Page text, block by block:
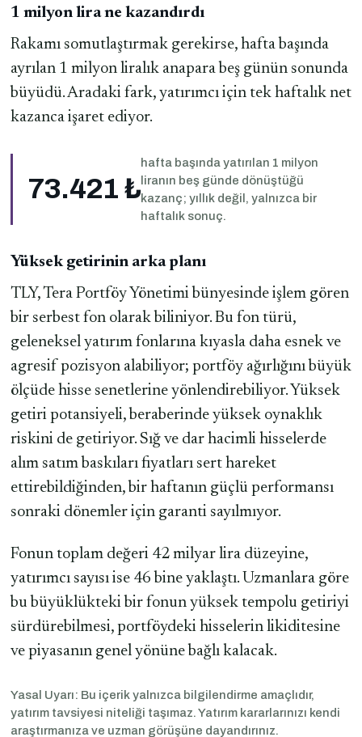
1 milyon lira ne kazandırdı
Rakamı somutlaştırmak gerekirse, hafta başında
ayrılan 1 milyon liralık anapara beş günün sonunda
büyüdü. Aradaki fark, yatırımcı için tek haftalık net
kazanca işaret ediyor.
73.421 ₺
hafta başında yatırılan 1 milyon
liranın beş günde dönüştüğü
kazanç; yıllık değil, yalnızca bir
haftalık sonuç.
Yüksek getirinin arka planı
TLY, Tera Portföy Yönetimi bünyesinde işlem gören
bir serbest fon olarak biliniyor. Bu fon türü,
geleneksel yatırım fonlarına kıyasla daha esnek ve
agresif pozisyon alabiliyor; portföy ağırlığını büyük
ölçüde hisse senetlerine yönlendirebiliyor. Yüksek
getiri potansiyeli, beraberinde yüksek oynaklık
riskini de getiriyor. Sığ ve dar hacimli hisselerde
alım satım baskıları fiyatları sert hareket
ettirebildiğinden, bir haftanın güçlü performansı
sonraki dönemler için garanti sayılmıyor.
Fonun toplam değeri 42 milyar lira düzeyine,
yatırımcı sayısı ise 46 bine yaklaştı. Uzmanlara göre
bu büyüklükteki bir fonun yüksek tempolu getiriyi
sürdürebilmesi, portföydeki hisselerin likiditesine
ve piyasanın genel yönüne bağlı kalacak.
Yasal Uyarı: Bu içerik yalnızca bilgilendirme amaçlıdır,
yatırım tavsiyesi niteliği taşımaz. Yatırım kararlarınızı kendi
araştırmanıza ve uzman görüşüne dayandırınız.